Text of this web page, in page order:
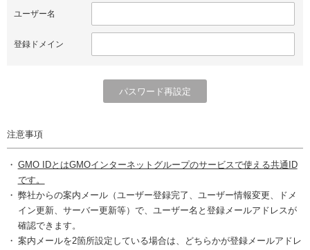
ユーザー名
登録ドメイン
注意事項
GMO IDとはGMOインターネットグループのサービスで使える共通ID
です。
弊社からの案内メール（ユーザー登録完了、ユーザー情報変更、ドメ
イン更新、サーバー更新等）で、ユーザー名と登録メールアドレスが
確認できます。
案内メールを2箇所設定している場合は、どちらかが登録メールアドレ